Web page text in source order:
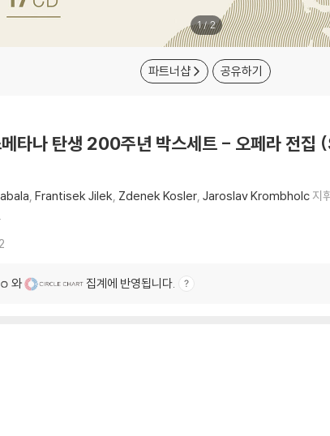
1/2
파트너샵 공유하기
타나 탄생 200주년 박스세트 - 오페라 전
Frantisek Jilek Zdenek Kosler Jaroslav Krombholc 지
와 집계에 반영됩니다.